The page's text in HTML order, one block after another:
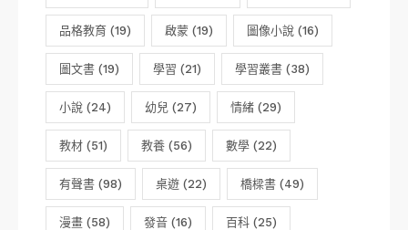
品格教育 (19) 啟蒙 (19) 圖像小說 (16)
圖文書 (19) 學習 (21) 學習叢書 (38)
小說 (24) 幼兒 (27) 情緒 (29)
教材 (51) 教養 (56) 數學 (22)
有聲書 (98) 桌遊 (22) 橋樑書 (49)
漫畫 (58) 發音 (16) 百科 (25)